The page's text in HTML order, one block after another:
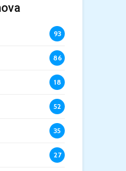
93
86
18
52
35
27